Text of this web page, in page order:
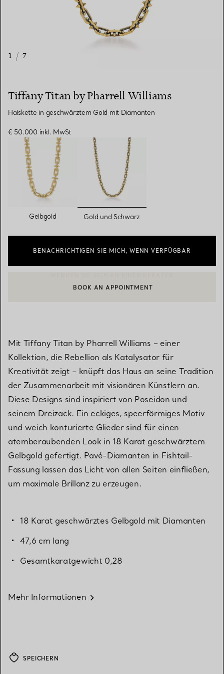
1 / 7
Tiffany Titan by Pharrell Williams
Halskette in geschwärztem Gold mit Diamanten
€ 50.000 inkl. MwSt
Gelbgold ausgewählt
Gold und Schwarz
BENACHRICHTIGEN SIE MICH, WENN VERFÜGBAR
EINEN KUNDENBERATER KONTAKTIEREN ODER EINEN
BOOK AN APPOINTMENT
Mit Tiffany Titan by Pharrell Williams – einer
Kollektion, die Rebellion als Katalysator für
Kreativität zeigt – knüpft das Haus an seine Tradition
der Zusammenarbeit mit visionären Künstlern an.
Diese Designs sind inspiriert von Poseidon und
seinem Dreizack. Ein eckiges, speerförmiges Motiv
und weich konturierte Glieder sind für einen
atemberaubenden Look in 18 Karat geschwärztem
Gelbgold gefertigt. Pavé-Diamanten in Fishtail-
Fassung lassen das Licht von allen Seiten einfließen,
um maximale Brillanz zu erzeugen.
18 Karat geschwärztes Gelbgold mit Diamanten
47,6 cm lang
Gesamtkaratgewicht 0,28
Mehr Informationen
SPEICHERN